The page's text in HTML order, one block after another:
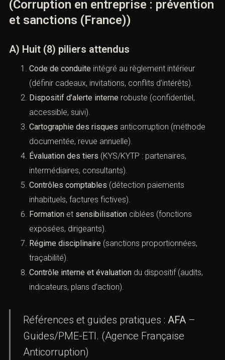
programme « Sapin II »
(Corruption en entreprise :
prévention et sanctions (France))
A) Huit (8) piliers attendus
Code de conduite
(définir cadeaux, invitations, conflits d’intérêts).
Dispositif d’alerte internerobuste (confidentiel,
accessible, suivi).
Cartographie des risquesanticorruption (méthode
documentée, revue annuelle).
Évaluation des tiers (KYS/KYTP : partenaires,
intermédiaires, consultants).
Contrôles comptables
inhabituels, factures fictives).
Formationet
exposées, dirigeants).
Régime disciplinaire(sanctions proportionnées,
Contrôle interne et évaluation
du dispositif (audits,
indicateurs, plans d’action).